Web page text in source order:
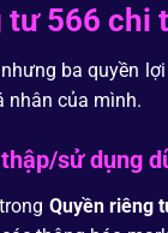
tư 566 chi
ba quyền
nhân của mình.
sử dụng
Quyền riêng